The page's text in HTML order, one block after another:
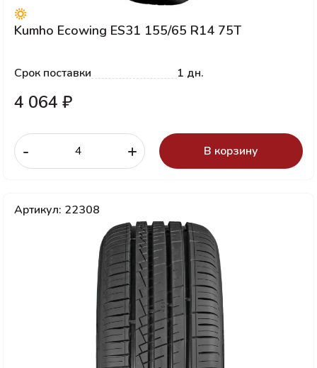
Kumho Ecowing ES31 155/65 R14 75T
Срок поставки 1 дн.
4 064 ₽
- + В корзину
Артикул: 22308